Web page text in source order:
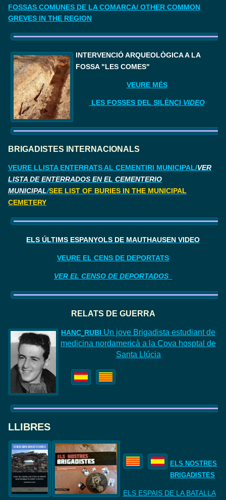
FOSSAS COMUNES DE LA COMARCA/ OTHER COMMON
GREVES IN THE REGION
INTERVENCIÓ ARQUEOLÒGICA A LA
FOSSA "LES COMES"
VEURE MÉS
LES FOSSES DEL SILÈNCI VIDEO
BRIGADISTES INTERNACIONALS
VEURE LLISTA ENTERRATS AL CEMENTIRI MUNICIPAL/VER
LISTA DE ENTERRADOS EN EL CEMENTERIO
MUNICIPAL/SEE LIST OF BURIES IN THE MUNICIPAL
CEMETERY
ELS ÚLTIMS ESPANYOLS DE MAUTHAUSEN VIDEO
VEURE EL CENS DE DEPORTATS
VER EL CENSO DE DEPORTADOS
RELATS DE GUERRA
HANC RUBI Un jove Brigadista estudiant de
medicina nordamericà a la Cova hosptal de
Santa Llúcia
LLIBRES
ELS NOSTRES
BRIGADISTES
ELS ESPAIS DE LA BATALLA